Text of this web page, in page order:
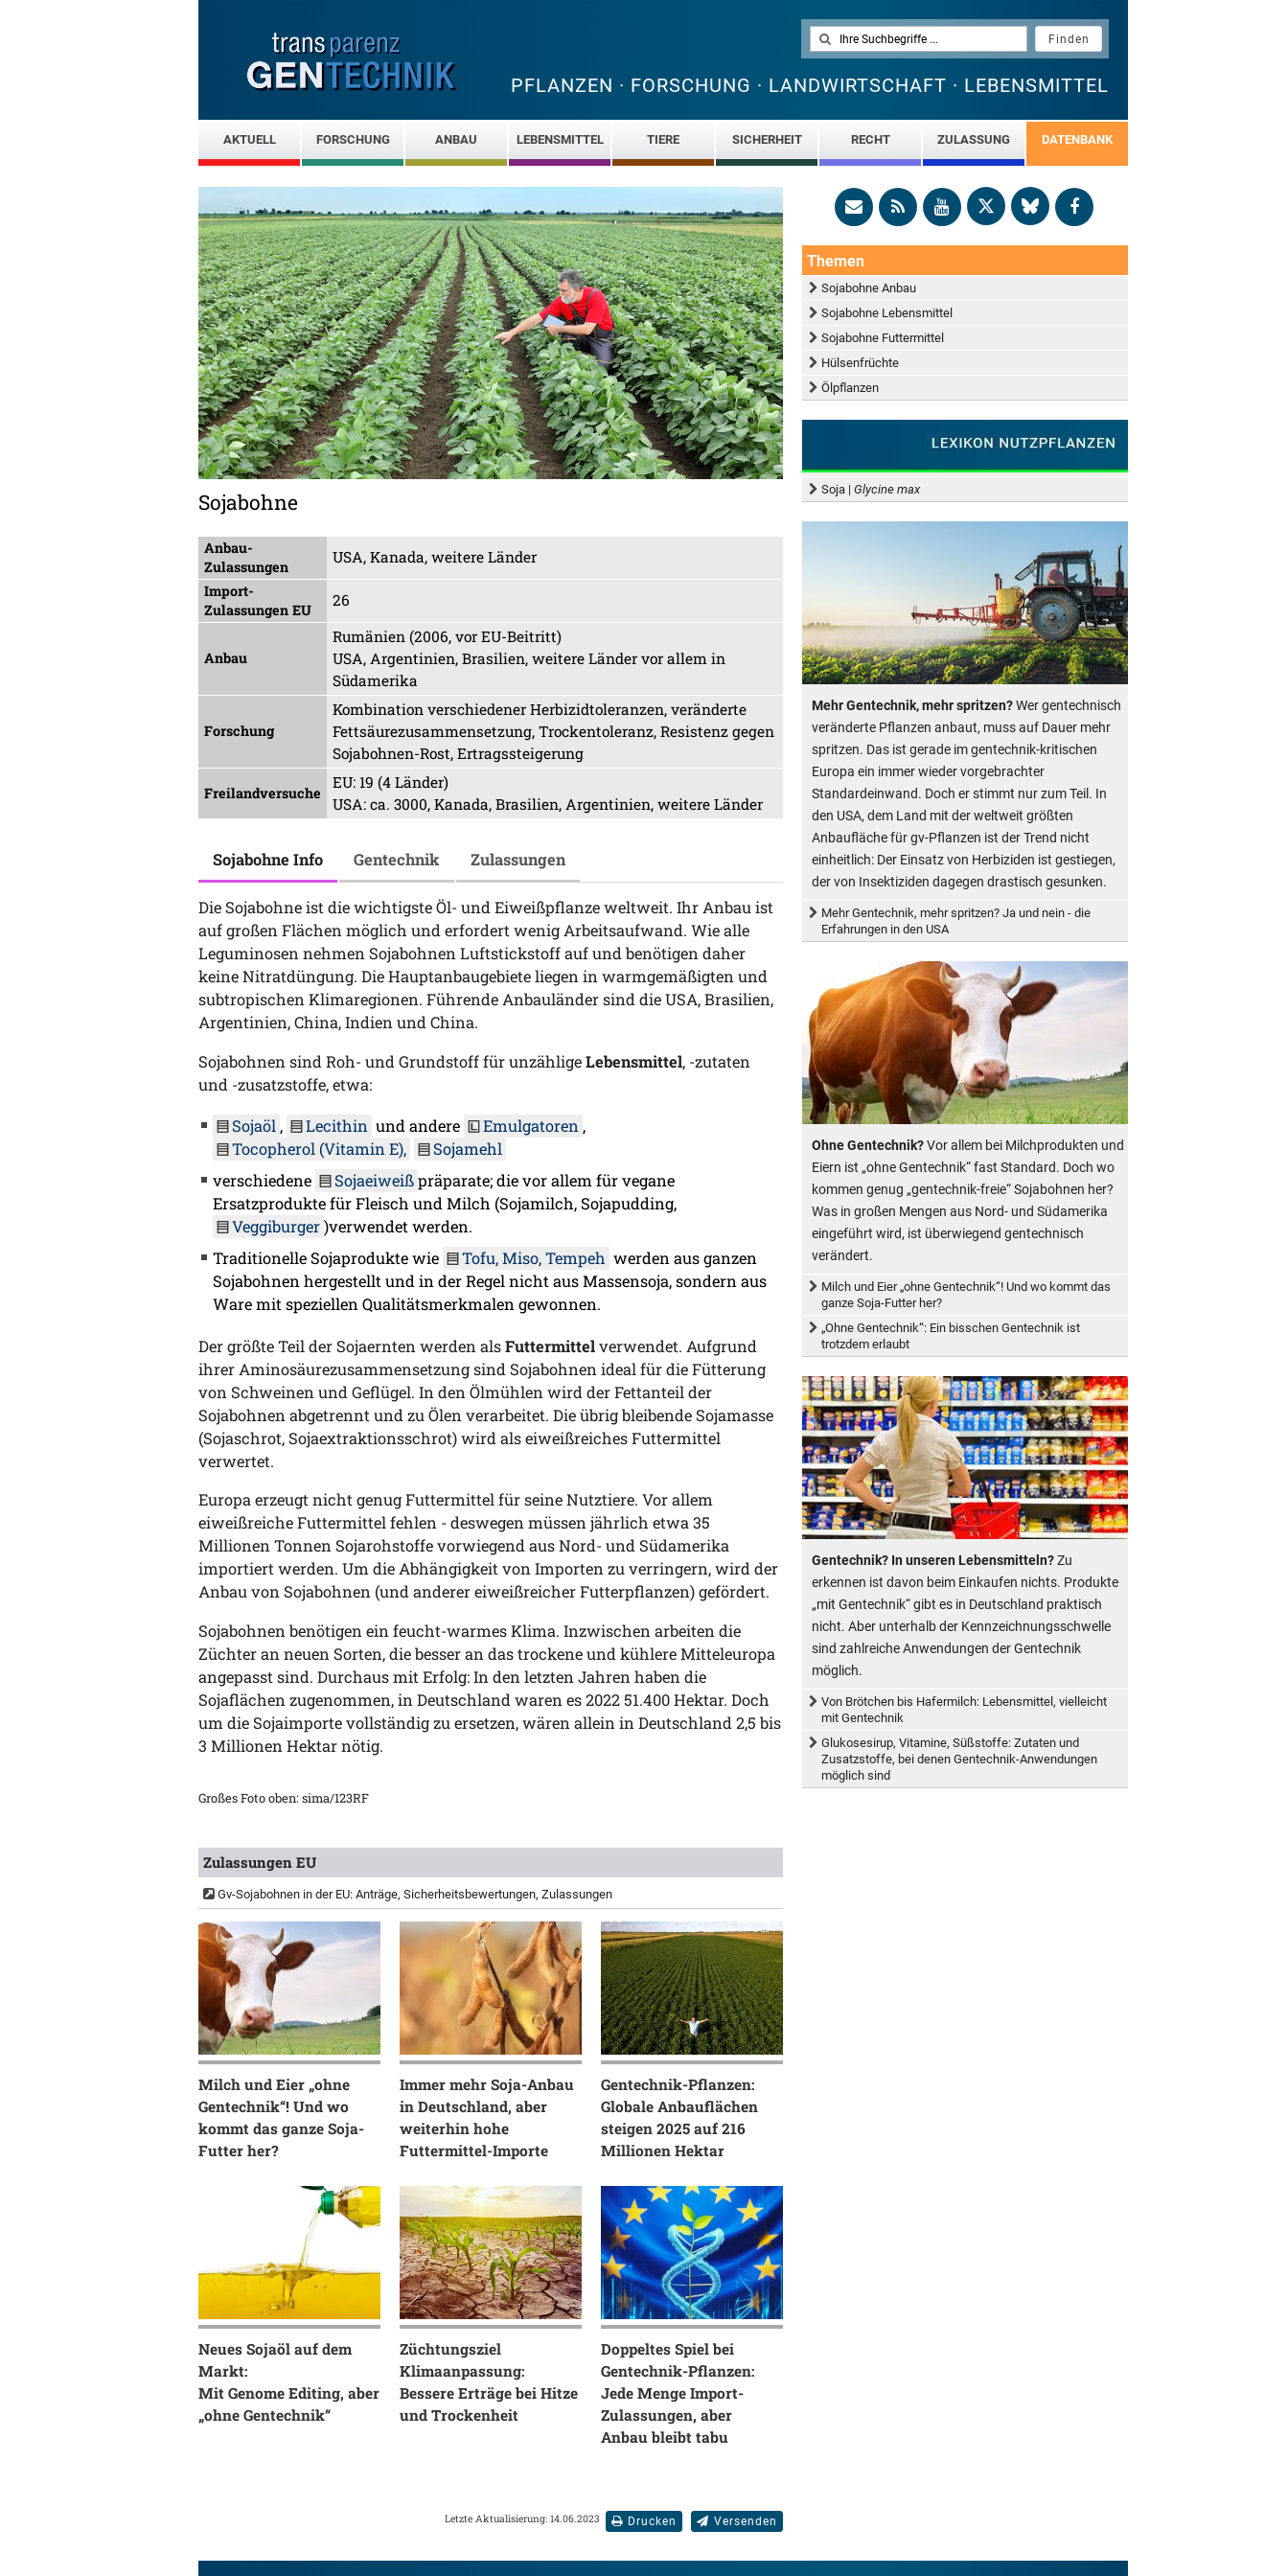
PFLANZEN · FORSCHUNG · LANDWIRTSCHAFT · LEBENSMITTEL
AKTUELL FORSCHUNG ANBAU LEBENSMITTEL TIERE SICHERHEIT RECHT ZULASSUNG DATENBANK
Sojabohne
Anbau-
Zulassungen
USA, Kanada, weitere Länder
Import-
Zulassungen EU
26
Anbau
Rumänien (2006, vor EU-Beitritt)
USA, Argentinien, Brasilien, weitere Länder vor allem in
Südamerika
Forschung
Kombination verschiedener Herbizidtoleranzen, veränderte
Fettsäurezusammensetzung, Trockentoleranz, Resistenz gegen
Sojabohnen-Rost, Ertragssteigerung
Freilandversuche
EU: 19 (4 Länder)
USA: ca. 3000, Kanada, Brasilien, Argentinien, weitere Länder
Sojabohne Info Gentechnik Zulassungen
Die Sojabohne ist die wichtigste Öl- und Eiweißpflanze weltweit. Ihr Anbau ist
auf großen Flächen möglich und erfordert wenig Arbeitsaufwand. Wie alle
Leguminosen nehmen Sojabohnen Luftstickstoff auf und benötigen daher
keine Nitratdüngung. Die Hauptanbaugebiete liegen in warmgemäßigten und
subtropischen Klimaregionen. Führende Anbauländer sind die USA, Brasilien,
Argentinien, China, Indien und China.
Sojabohnen sind Roh- und Grundstoff für unzähligeLebensmittel, -zutaten
und -zusatzstoffe, etwa:
Sojaöl , Lecithin und andere Emulgatoren ,
Tocopherol (Vitamin E),
Sojamehl
verschiedene
Sojaeiweißpräparate; die vor allem für vegane
Ersatzprodukte für Fleisch und Milch (Sojamilch, Sojapudding,
Veggiburger)verwendet werden.
Traditionelle Sojaprodukte wie
Tofu, Miso, Tempeh werden aus ganzen
Sojabohnen hergestellt und in der Regel nicht aus Massensoja, sondern aus
Ware mit speziellen Qualitätsmerkmalen gewonnen.
Der größte Teil der Sojaernten werden alsFuttermittelverwendet. Aufgrund
ihrer Aminosäurezusammensetzung sind Sojabohnen ideal für die Fütterung
von Schweinen und Geflügel. In den Ölmühlen wird der Fettanteil der
Sojabohnen abgetrennt und zu Ölen verarbeitet. Die übrig bleibende Sojamasse
(Sojaschrot, Sojaextraktionsschrot) wird als eiweißreiches Futtermittel
verwertet.
Europa erzeugt nicht genug Futtermittel für seine Nutztiere. Vor allem
eiweißreiche Futtermittel fehlen - deswegen müssen jährlich etwa 35
Millionen Tonnen Sojarohstoffe vorwiegend aus Nord- und Südamerika
importiert werden. Um die Abhängigkeit von Importen zu verringern, wird der
Anbau von Sojabohnen (und anderer eiweißreicher Futterpflanzen) gefördert.
Sojabohnen benötigen ein feucht-warmes Klima. Inzwischen arbeiten die
Züchter an neuen Sorten, die besser an das trockene und kühlere Mitteleuropa
angepasst sind. Durchaus mit Erfolg: In den letzten Jahren haben die
Sojaflächen zugenommen, in Deutschland waren es 2022 51.400 Hektar. Doch
um die Sojaimporte vollständig zu ersetzen, wären allein in Deutschland 2,5 bis
3 Millionen Hektar nötig.
Großes Foto oben: sima/123RF
Zulassungen EU
Gv-Sojabohnen in der EU: Anträge, Sicherheitsbewertungen, Zulassungen
Milch und Eier „ohne
Gentechnik“! Und wo
kommt das ganze Soja-
Futter her?
Immer mehr Soja-Anbau
in Deutschland, aber
weiterhin hohe
Futtermittel-Importe
Gentechnik-Pflanzen:
Globale Anbauflächen
steigen 2025 auf 216
Millionen Hektar
Neues Sojaöl auf dem
Markt:
Mit Genome Editing, aber
„ohne Gentechnik“
Züchtungsziel
Klimaanpassung:
Bessere Erträge bei Hitze
und Trockenheit
Doppeltes Spiel bei
Gentechnik-Pflanzen:
Jede Menge Import-
Zulassungen, aber
Anbau bleibt tabu
Drucken Versenden
Letzte Aktualisierung: 14.06.2023
Themen
Sojabohne Anbau
Sojabohne Lebensmittel
Sojabohne Futtermittel
Hülsenfrüchte
Ölpflanzen
Soja | Glycine max
Mehr Gentechnik, mehr spritzen?Wer gentechnisch
veränderte Pflanzen anbaut, muss auf Dauer mehr
spritzen. Das ist gerade im gentechnik-kritischen
Europa ein immer wieder vorgebrachter
Standardeinwand. Doch er stimmt nur zum Teil. In
den USA, dem Land mit der weltweit größten
Anbaufläche für gv-Pflanzen ist der Trend nicht
einheitlich: Der Einsatz von Herbiziden ist gestiegen,
der von Insektiziden dagegen drastisch gesunken.
Mehr Gentechnik, mehr spritzen? Ja und nein - die
Erfahrungen in den USA
Ohne Gentechnik?Vor allem bei Milchprodukten und
Eiern ist „ohne Gentechnik“ fast Standard. Doch wo
kommen genug „gentechnik-freie“ Sojabohnen her?
Was in großen Mengen aus Nord- und Südamerika
eingeführt wird, ist überwiegend gentechnisch
verändert.
Milch und Eier „ohne Gentechnik“! Und wo kommt das
ganze Soja-Futter her?
„Ohne Gentechnik“: Ein bisschen Gentechnik ist
trotzdem erlaubt
Gentechnik? In unseren Lebensmitteln?Zu
erkennen ist davon beim Einkaufen nichts. Produkte
„mit Gentechnik“ gibt es in Deutschland praktisch
nicht. Aber unterhalb der Kennzeichnungsschwelle
sind zahlreiche Anwendungen der Gentechnik
möglich.
Von Brötchen bis Hafermilch: Lebensmittel, vielleicht
mit Gentechnik
Glukosesirup, Vitamine, Süßstoffe: Zutaten und
Zusatzstoffe, bei denen Gentechnik-Anwendungen
möglich sind